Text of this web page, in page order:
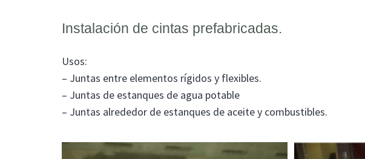
Instalación de cintas prefabricadas.
Usos:
– Juntas entre elementos rígidos y flexibles.
– Juntas de estanques de agua potable
– Juntas alrededor de estanques de aceite y combustibles.